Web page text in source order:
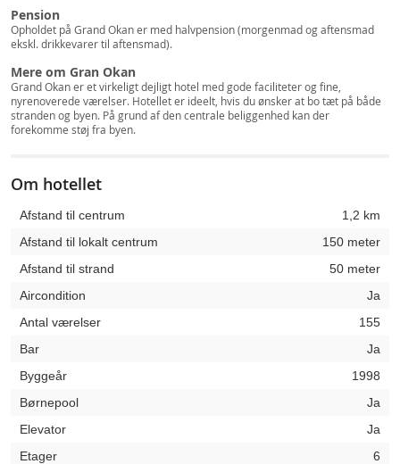
Pension
Opholdet på Grand Okan er med halvpension (morgenmad og aftensmad
ekskl. drikkevarer til aftensmad).
Mere om Gran Okan
Grand Okan er et virkeligt dejligt hotel med gode faciliteter og fine,
nyrenoverede værelser. Hotellet er ideelt, hvis du ønsker at bo tæt på både
stranden og byen. På grund af den centrale beliggenhed kan der
forekomme støj fra byen.
Om hotellet
Afstand til centrum
1,2 km
Afstand til lokalt centrum
150 meter
Afstand til strand
50 meter
Aircondition
Ja
Antal værelser
155
Bar
Ja
Byggeår
1998
Børnepool
Ja
Elevator
Ja
Etager
6